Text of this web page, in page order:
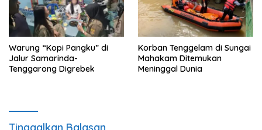
Warung “Kopi Pangku” di
Jalur Samarinda-
Tenggarong Digrebek
Korban Tenggelam di Sungai
Mahakam Ditemukan
Meninggal Dunia